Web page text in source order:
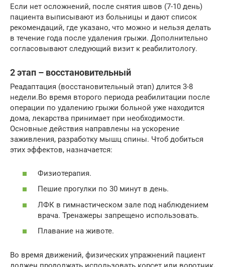
Если нет осложнений, после снятия швов (7-10 день)
пациента выписывают из больницы и дают список
рекомендаций, где указано, что можно и нельзя делать
в течение года после удаления грыжи. Дополнительно
согласовывают следующий визит к реабилитологу.
2 этап – восстановительный
Реадаптация (восстановительный этап) длится 3-8
недели.Во время второго периода реабилитации после
операции по удалению грыжи больной уже находится
дома, лекарства принимает при необходимости.
Основные действия направлены на ускорение
заживления, разработку мышц спины. Чтоб добиться
этих эффектов, назначается:
Физиотерапия.
Пешие прогулки по 30 минут в день.
ЛФК в гимнастическом зале под наблюдением
врача. Тренажеры запрещено использовать.
Плавание на животе.
Во время движений, физических упражнений пациент